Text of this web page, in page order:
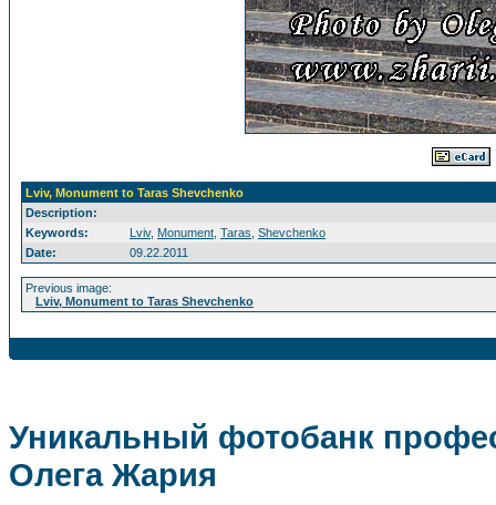
Lviv, Monument to Taras Shevchenko
Description:
Keywords:
Lviv, Monument Taras Shevchenko
Date:
09.22.2011
Previous image:
Lviv, Monument to Taras Shevchenko
Уникальный фотобанк
Олега Жария